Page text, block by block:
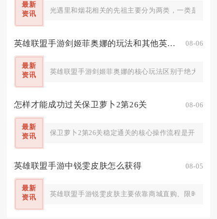
最新
资讯
光遇里和烟花相关的先祖主要分为两类，一类是常
英雄联盟手游剑姬菲奥娜的玩法和其他英雄有何不同 08-06
最新
资讯
英雄联盟手游剑姬菲奥娜的核心玩法区别于绝大多
怎样才能成功过关保卫萝卜2第26关 08-06
最新
资讯
保卫萝卜2第26关稳定通关的核心操作流程是开局极
英雄联盟手游中锐雯皮肤怎么获得 08-05
最新
资讯
英雄联盟手游锐雯皮肤主要依靠商城直购、限时活